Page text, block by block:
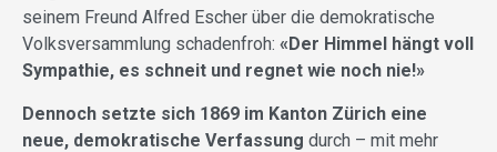
seinem Freund Alfred Escher über die demokratische
Volksversammlung schadenfroh: «Der Himmel hängt voll
Sympathie, es schneit und regnet wie noch nie!»
Dennoch setzte sich 1869 im Kanton Zürich eine
neue, demokratische Verfassung durch – mit mehr